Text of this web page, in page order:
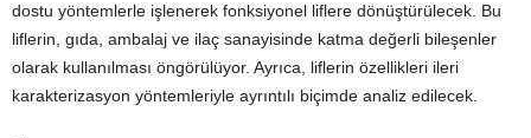
dostu yöntemlerle işlenerek fonksiyonel liflere dönüştürülecek. Bu
liflerin, gıda, ambalaj ve ilaç sanayisinde katma değerli bileşenler
olarak kullanılması öngörülüyor. Ayrıca, liflerin özellikleri ileri
karakterizasyon yöntemleriyle ayrıntılı biçimde analiz edilecek.